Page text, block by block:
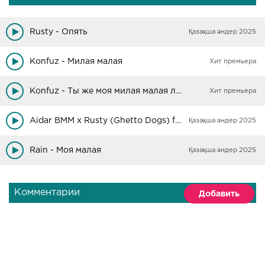
Rusty - Опять Қазақша әндер 2025
Konfuz - Милая малая Хит премьера
Konfuz - Ты же моя милая малая лейла Хит премьера
Aidar BMM х Rusty (Ghetto Dogs) feat. Martoven - Ностальгия Қазақша әндер 2025
Rain - Моя малая Қазақша әндер 2025
Комментарии Добавить